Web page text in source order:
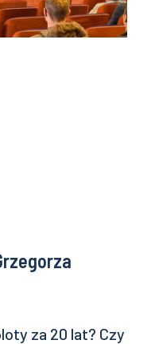
za 20 lat? Czy